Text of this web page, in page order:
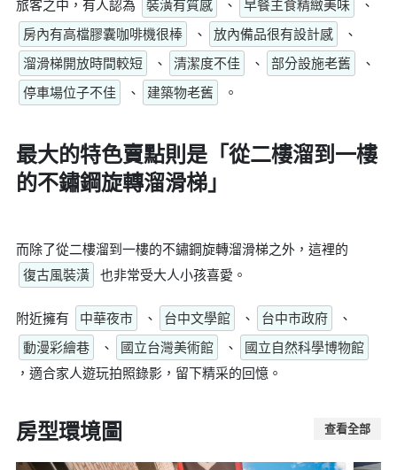
旅客之中，有人認為
裝潢有質感 、 早餐主食精緻美味
、
房內有高檔膠囊咖啡機很棒
、 放內備品很有設計感
、
溜滑梯開放時間較短
、 清潔度不佳 、 部分設施老舊
、
停車場位子不佳
、 建築物老舊 。
最大的特色賣點則是「從二樓溜到一樓
的不鏽鋼旋轉溜滑梯」
而除了從二樓溜到一樓的不鏽鋼旋轉溜滑梯之外，這裡的
復古風裝潢
也非常受大人小孩喜愛。
附近擁有 中華夜市 、 台中文學館 、 台中市政府
、
動漫彩繪巷
、 國立台灣美術館 、
國立自然科學博物館
，適合家人遊玩拍照錄影，留下精采的回憶。
房型環境圖 查看全部